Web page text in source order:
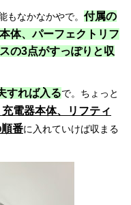
もなかなかやで。 付属の
体、パーフェクトリフ
の3点がすっぽりと収
すれば入るで。ちょっと
電器本体、リフティ
番に入れていけば収まる